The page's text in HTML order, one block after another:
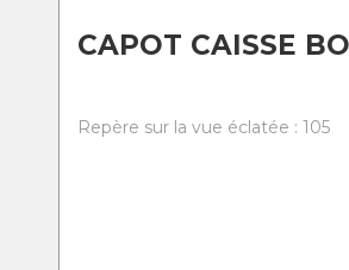
CAPOT CAISSE
Repère sur la vue éclatée : 105